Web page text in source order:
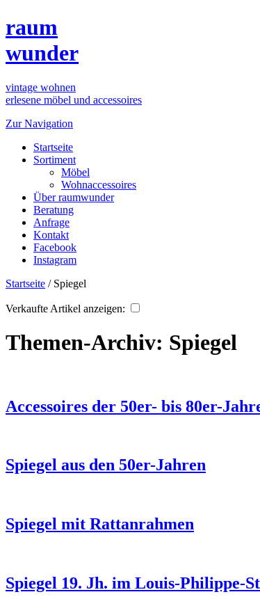
raum
wunder
vintage wohnen
erlesene möbel und accessoires
Zur Navigation
Startseite
Sortiment
Möbel
Wohnaccessoires
Über raumwunder
Beratung
Anfrage
Kontakt
Facebook
Instagram
Startseite / Spiegel
Verkaufte Artikel anzeigen:
Themen-Archiv: Spiegel
Accessoires der 50er- bis 80er-
Spiegel aus den 50er-Jahren
Spiegel mit Rattanrahmen
Spiegel 19. Jh. im Louis-Philippe-